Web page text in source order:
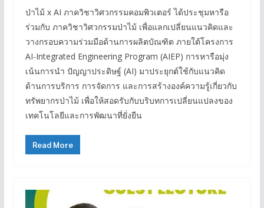
ป่าไม้ x AI ภาควิชาวิศวกรรมคอมพิวเตอร์ ได้ประชุมหารือ
ร่วมกับ ภาควิชาวิศวกรรมป่าไม้ เพื่อแลกเปลี่ยนแนวคิดและ
วางกรอบความร่วมมือด้านการผลิตบัณฑิต ภายใต้โครงการ
AI-Integrated Engineering Program (AIEP) การหารือมุ่ง
เน้นการนำ ปัญญาประดิษฐ์ (AI) มาประยุกต์ใช้กับแนวคิด
ด้านการบริการ การจัดการ และการสร้างองค์ความรู้เกี่ยวกับ
ทรัพยากรป่าไม้ เพื่อให้สอดรับกับบริบทการเปลี่ยนแปลงของ
เทคโนโลยีและการพัฒนาที่ยั่งยืน
Read More